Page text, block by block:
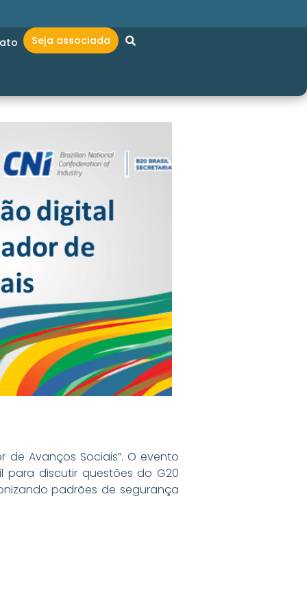
Seja associada
Avanços Sociais”. O evento
para discutir questões do G20
padrões de segurança